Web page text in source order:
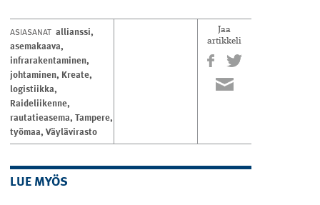
ASIASANAT allianssi,
asemakaava,
infrarakentaminen,
johtaminen, Kreate,
logistiikka,
Raideliikenne,
rautatieasema, Tampere,
työmaa, Väylävirasto
Jaa
artikkeli
LUE MYÖS